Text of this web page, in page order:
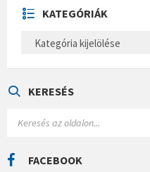
U
M
KATEGÓRIÁK
E
Á
KERESÉS
C
H
FACEBOOK